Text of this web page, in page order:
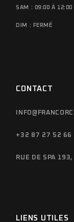
SAM : 09:00 À
DIM : FERMÉ
CONTACT
+32 87 27 52 66
RUE DE SPA
LIENS UTILES